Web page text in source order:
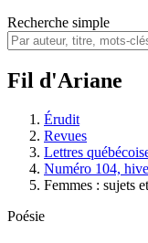
Recherche simple
Fil d'Ariane
Érudit
Revues
Lettres
Numéro 104,
Femmes : sujets
Poésie